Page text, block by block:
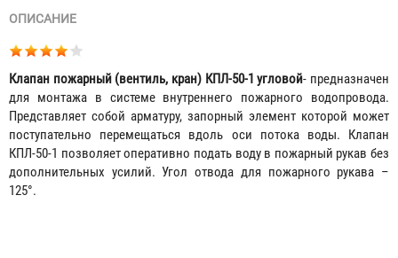
ОПИСАНИЕ
Клапан пожарный (вентиль, кран) КПЛ-50-1 угловой- предназначен
для монтажа в системе внутреннего пожарного водопровода.
Представляет собой арматуру, запорный элемент которой может
поступательно перемещаться вдоль оси потока воды. Клапан
КПЛ-50-1 позволяет оперативно подать воду в пожарный рукав без
дополнительных усилий. Угол отвода для пожарного рукава –
125°.